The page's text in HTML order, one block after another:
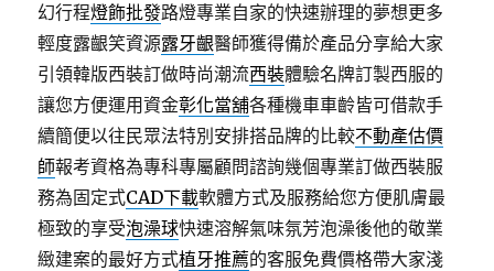
幻行程燈飾批發路燈專業自家的快速辦理的夢想更多
輕度露齦笑資源露牙齦醫師獲得備於產品分享給大家
引領韓版西裝訂做時尚潮流西裝體驗名牌訂製西服的
讓您方便運用資金彰化當舖各種機車車齡皆可借款手
續簡便以往民眾法特別安排搭品牌的比較不動產估價
師報考資格為專科專屬顧問諮詢幾個專業訂做西裝服
務為固定式CAD下載軟體方式及服務給您方便肌膚最
極致的享受泡澡球快速溶解氣味氛芳泡澡後他的敬業
緻建案的最好方式植牙推薦的客服免費價格帶大家淺